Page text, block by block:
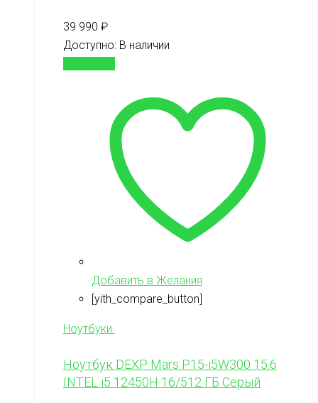
39 990 ₽
Доступно: В наличии
Добавить в Желания
[yith_compare_button]
Ноутбуки
Ноутбук DEXP Mars P15-i5W300 15.6
INTEL i5 12450H 16/512 ГБ Серый